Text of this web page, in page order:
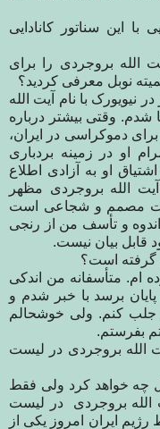
با این سناتور کانادایی
الله بروجردی را
برای
نوبل معرفی کردید؟
با نام آیت الله
وقتی بیشتر درباره
دموکراسی در ایران،
او در زمینه بردباری
او به آزادی اطلاع
آیت الله بروجردی مظهر
مصمم و شجاعی است
اندوه و تأسف من از رنجی
قابل بیان نیست.
گرفته است؟
ام. متأسفانه من اندکی
برسد با خبر شدم و
جلب کنم. ولی خوشحالم
بفرستم.
الله بروجردی در لیست
چه خواهد کرد ولی فقط
بروجردی
در لیست
ایران امروز یکی از